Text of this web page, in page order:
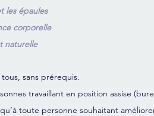
les épaules
corporelle
naturelle
sans prérequis.
travaillant en position assise
toute personne souhaitant